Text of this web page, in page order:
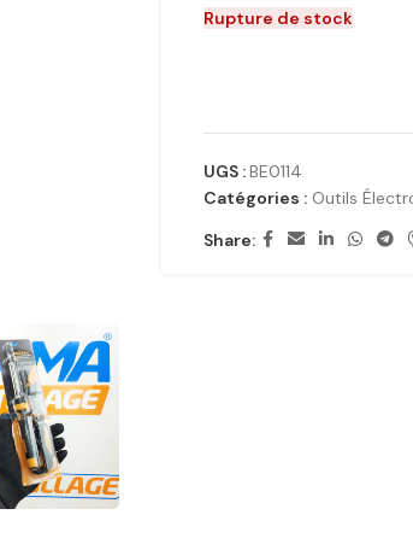
Rupture de stock
UGS :BE0114
Catégories : Outils
Share: